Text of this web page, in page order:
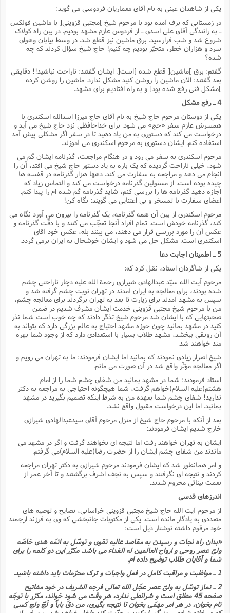
یکى از شاهدان عینى به نام آقاى معماریان فردوسى مى گوید:
در زمستانى که برف آمده بود با مرحوم شیخ ]مجتبى قزوینى[ با ماشین فولکس
ـ به رانندگى آقاى على اسدى ـ از فردوس عازم مشهد بودیم. در بین راه کولاک
شروع شد و شب فرارسید. برق ماشین نیز قطع شد. در وسط بیابان وهواى
سرد و هزاران خطر، متحیّر بودیم چه کنیم! حاج شیخ سؤال کردند که چه
شده؟
گفتم: برق ]ماشین[ قطع شده ]است[. ایشان گفتند: ناراحت نباشید!! دقایقى
بعد گفتند: الآن ماشین را روشن کنید مشکل ندارد. ماشین را روشن کرده
]مشکل فنى رفع شده بود[ و به راه افتادیم براى مشهد.
4 ـ رفع مشکل
یکى از دوستان مرحوم حاج شیخ به نام آقاى حاج میرزا اسدالله اسکندرى با
همسرش عازم سفر «حج» مى شود. براى خداحافظى نزد حاج شیخ مى آید و
درخواست مى کند که دستورى به من یاد دهید تا در سفر اگر مشکلى پیش آمد
استفاده کنم. ایشان دستورى به مرحوم اسکندرى مى آموزند.
مرحوم اسکندرى به سفر مى رود و در هنگام مراجعت، گذرنامه ایشان گم مى
شود، خیلى ناراحت گردیده که یک باره به یاد دستور حاج شیخ مى افتد، آن را
انجام مى دهد و مراجعه به سفارت مى کند. دهها هزار گذرنامه در قفسه ها
چیده بوده است. از مسئولین گذرنامه درخواست مى کند و التماس زیاد که
اجازه دهید گذرنامه ها را بررسى کنم، شاید گذرنامه گم شده ام را پیدا کنم.
اعضاى سفارت با تمسخر و بى اعتنایى مى گویند: نگاه کن!
مرحوم اسکندرى از بین آن همه گذرنامه، یک گذرنامه را بیرون مى آورد نگاه مى
کند، گذرنامه خودش است. تمام افراد آنجا تعجّب مى کنند و با دقّت گذرنامه و
عکس آن را مورد بررسى قرار مى دهند، مى بینند بله، عکس خود آقاى
اسکندرى است. مشکل حل مى شود و ایشان خوشحال به ایران برمى گردد.
5 ـ اطمینان اجابت دعا
یکى از شاگردان استاد، نقل کرد که:
مرحوم آیت الله سیّد عبدالهادى شیرازى رحمة الله علیه دچار ناراحتى چشم
شده بودند، براى معالجه به ایران آمدند در تهران نوبت چشم گرفته شد و
سپس به مشهد آمدند براى زیارت تا بعد به تهران برگردند براى معالجه چشم،
من با مرحوم شیخ مجتبى قزوینى خدمت ایشان مشرف شدیم در ضمن
صحبتهایى که با ایشان شد مرحوم شیخ تذکّر دادند که چه خوب است شما نذر
کنید در مشهد بمانید چون حوزه مشهد احتیاج به عالم بزرگى دارد که بتواند به
آن رونقى ببخشد، مشهد طلاب بسیار با استعدادى دارد که از وجود شما بهره
مند خواهند شد.
شیخ اصرار زیادى نمودند که بمانید اما ایشان فرمودند: ما به تهران مى رویم و
اگر معالجه مؤثّر واقع شد در آن صورت مى مانم.
استاد فرمودند: شما در مشهد بمانید من شفاى چشم شما را از امام
هشتم(علیه السلام)خواهم گرفت، شما هیچگونه احتیاجى به مراجعه به دکتر
ندارید! شفاى چشم شما بعهده من به شرط اینکه تصمیم بگیرید در مشهد
بمانید. اما این درخواست مقبول واقع نشد.
بعد از آنکه با مرحوم حاج شیخ از منزل مرحوم آقاى سیدعبدالهادى شیرازى
خارج شدیم ایشان فرمودند:
ایشان به تهران خواهند رفت اما نتیجه اى نخواهند گرفت و اگر در مشهد مى
ماندند من شفاى چشم ایشان را از حضرت رضا(علیه السلام)مى گرفتم.
و امر همانطور شد که ایشان فرمودند مرحوم شیرازى به دکتر تهران مراجعه
کردند و نتیجه اى نگرفتند و سپس به نجف اشرف برگشتند و تا آخر عمر از
نعمت بینائى محروم شدند.
اندرزهاى قدسى
از مرحوم آیت الله حاج شیخ مجتبى قزوینى خراسانى، نصایح و توصیه هاى
متعددى به یادگار مانده است. یکى از مکتوبات جانبخشى که وى به فرزند ارجمند
خود مرقوم داشته نوشتار ذیل است:
«بدان راه نجات و رسیدن به مقاصد عالیه تقوى و توسّل به ائمّه هدى خاصّه
ولىّ عصر روحى و ارواح العالمین له الفداء مى باشد. مکرّر این دو کلمه را براى
شما و آقایان طلاب توضیح داده ام.
1 ـ مواظبت و مراقبت کامل در فعل واجبات و ترک محرّمات باید داشته باشید.
2 ـ نماز توسّل به ولىّ عصر عجّل الله تعالى فرجه الشریف در خود مفاتیح
صفحه 45 مطلق است و شرائطى ندارد، هر وقت مى شود خواند، مکرّر با توجّه
تام بخوان، در هر امر مهمّى بخوان تا نتیجه بگیرى، من دقّ باباً و لَجّ ولج کسى